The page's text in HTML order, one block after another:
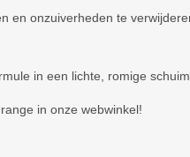
en onzuiverheden te
in een lichte, romige
in onze webwinkel!